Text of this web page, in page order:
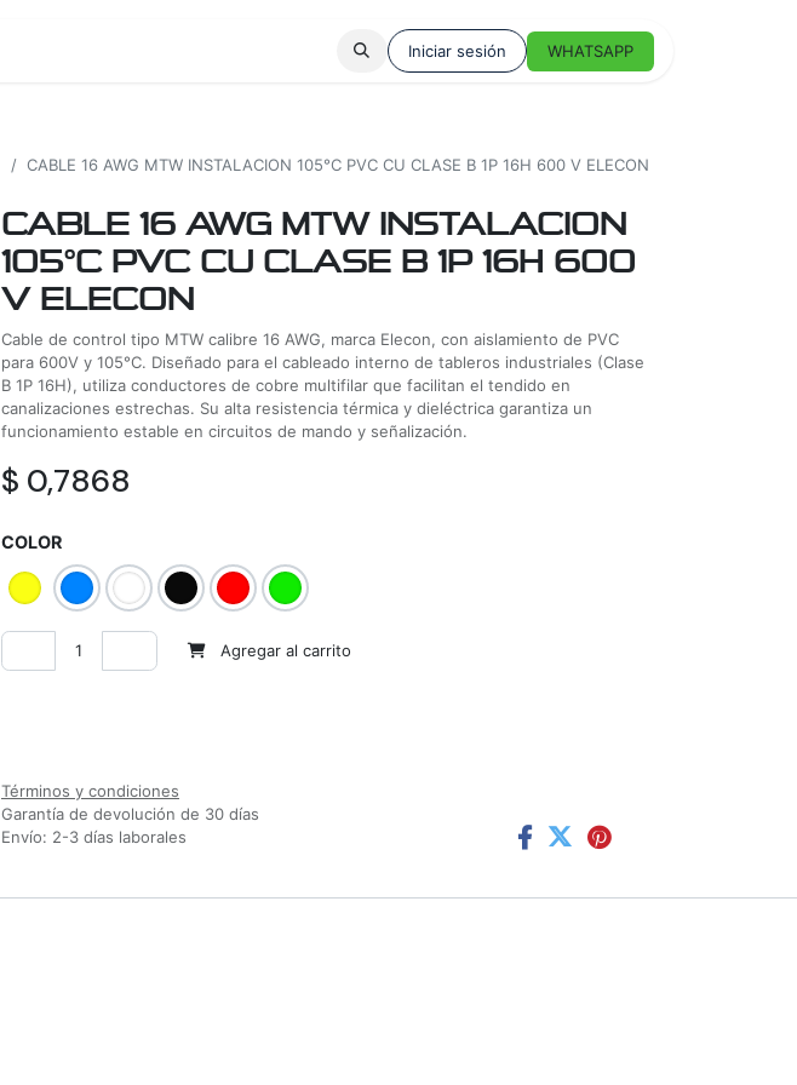
Iniciar sesión WHATSAPP
CABLE 16 AWG MTW INSTALACION 105°C PVC CU CLASE B 1P 16H 600 V ELECON
CABLE 16 AWG MTW INSTALACION
105°C PVC CU CLASE B 1P 16H 600
V ELECON
Cable de control tipo MTW calibre 16 AWG, marca Elecon, con aislamiento de PVC
para 600V y 105°C. Diseñado para el cableado interno de tableros industriales (Clase
B 1P 16H), utiliza conductores de cobre multifilar que facilitan el tendido en
canalizaciones estrechas. Su alta resistencia térmica y dieléctrica garantiza un
funcionamiento estable en circuitos de mando y señalización.
$ 0,7868
COLOR
Agregar al carrito
Términos y condiciones
Garantía de devolución de 30 días
Envío: 2-3 días laborales